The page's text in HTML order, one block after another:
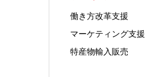
働き方改革支援
マーケティング支援
特産物輸入販売